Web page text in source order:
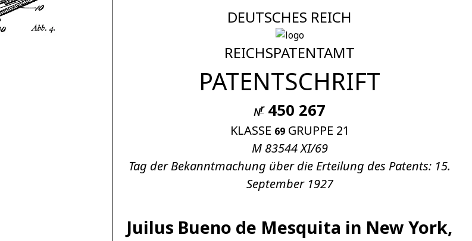
DEUTSCHES REICH
REICHSPATENTAMT
PATENTSCHRIFT
Nr450 267
KLASSE 69GRUPPE 21
M 83544 XI/69
Tag der Bekanntmachung über die Erteilung des Patents: 15.
September 1927
Juilus Bueno de Mesquita in New York,